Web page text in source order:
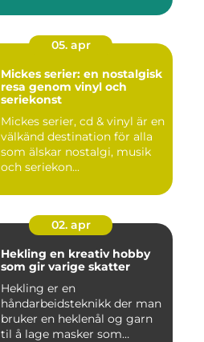
05. apr
Mickes serier: en nostalgisk
resa genom vinyl och
seriekonst
Mickes serier, cd & vinyl är en
välkänd destination för alla
som älskar nostalgi, musik
och seriekon...
02. apr
Hekling en kreativ hobby
som gir varige skatter
Hekling er en
håndarbeidsteknikk der man
bruker en heklenål og garn
til å lage masker som